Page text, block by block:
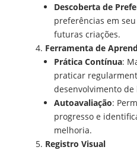
Descoberta de
preferências em
futuras criações.
Ferramenta de
Prática Contínua:
praticar
desenvolvimento
Autoavaliação:
progresso e
melhoria.
Registro Visual